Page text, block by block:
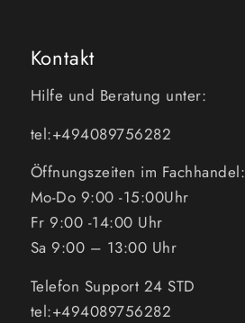
Kontakt
Hilfe und Beratung unter:
tel:+494089756282
Öffnungszeiten im Fachhandel:
Mo-Do 9:00 -15:00Uhr
Fr 9:00 -14:00 Uhr
Sa 9:00 – 13:00 Uhr
Telefon Support 24 STD
tel:+494089756282